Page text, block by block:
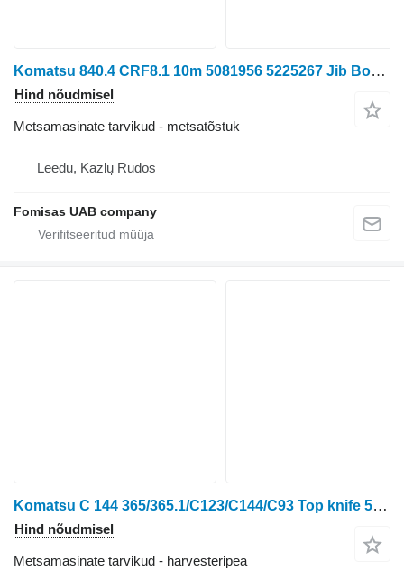
Komatsu 840.4 CRF8.1 10m 5081956 5225267 Jib Boom
Hind nõudmisel
Metsamasinate tarvikud - metsatõstuk
Leedu, Kazlų Rūdos
Fomisas UAB company
Komatsu C 144 365/365.1/C123/C144/C93 Top knife 5218303
Hind nõudmisel
Metsamasinate tarvikud - harvesteripea